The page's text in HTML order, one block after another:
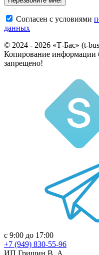
Cогласен с условиями
данных
© 2024 - 2026 «Т-Бас» (t-
Копирование информации
запрещено!
с 9:00 до 17:00
+7 (949) 830-55-96
ИП Гришин В. А.